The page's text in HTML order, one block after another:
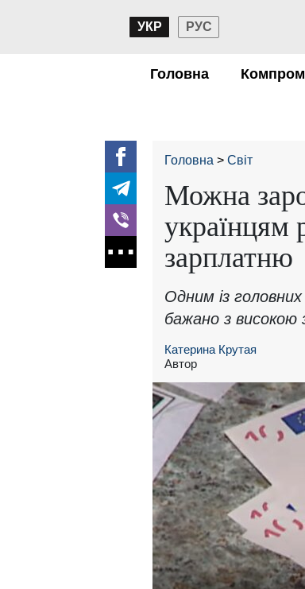
УКР РУС
Головна
Головна Світ
Можна
українцям
зарплатню
Одним із
бажано з
Катерина Крутая
Автор